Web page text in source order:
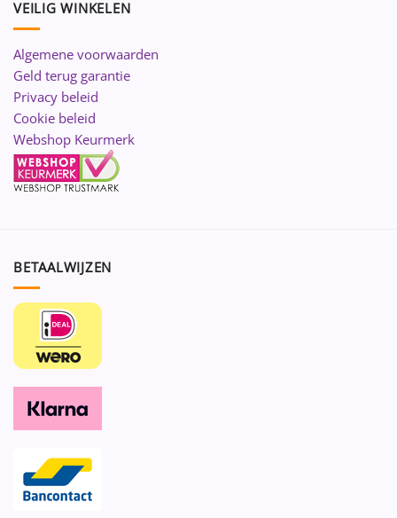
VEILIG WINKELEN
Algemene voorwaarden
Geld terug garantie
Privacy beleid
Cookie beleid
Webshop Keurmerk
BETAALWIJZEN